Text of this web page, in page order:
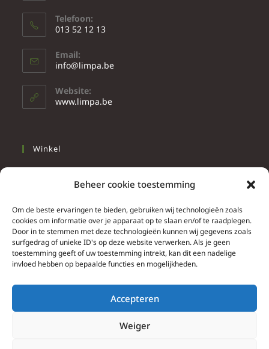
Beheer cookie toestemming
Om de beste ervaringen te bieden, gebruiken wij technologieën zoals
cookies om informatie over je apparaat op te slaan en/of te raadplegen.
Door in te stemmen met deze technologieën kunnen wij gegevens zoals
surfgedrag of unieke ID's op deze website verwerken. Als je geen
toestemming geeft of uw toestemming intrekt, kan dit een nadelige
invloed hebben op bepaalde functies en mogelijkheden.
Accepteren
Weiger
Telefoon:
013 52 12 13
Email:
info@limpa.be
Website:
www.limpa.be
Winkel
Wonen
Info
Contacteer ons